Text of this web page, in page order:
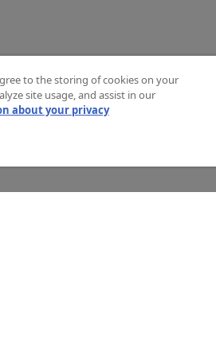
to the storing of cookies on your
site usage, and assist in our
about your privacy